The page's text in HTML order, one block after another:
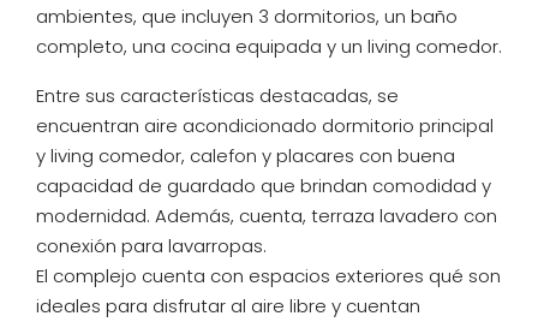
ambientes, que incluyen 3 dormitorios, un baño
completo, una cocina equipada y un living comedor.
Entre sus características destacadas, se
encuentran aire acondicionado dormitorio principal
y living comedor, calefon y placares con buena
capacidad de guardado que brindan comodidad y
modernidad. Además, cuenta, terraza lavadero con
conexión para lavarropas.
El complejo cuenta con espacios exteriores qué son
ideales para disfrutar al aire libre y cuentan